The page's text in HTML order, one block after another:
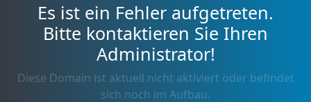
Es ist ein Fehler aufgetreten.
Bitte kontaktieren Sie Ihren
Administrator!
Diese Domain ist aktuell nicht aktiviert oder befindet
sich noch im Aufbau.